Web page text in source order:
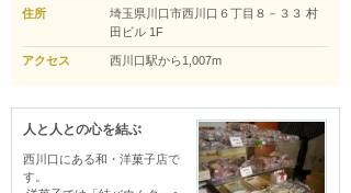
住所
埼玉県川口市西川口６丁目８－３３ 村
田ビル 1F
アクセス 西川口駅から1,007m
人と人との心を結ぶ
西川口にある和・洋菓子店で
す。